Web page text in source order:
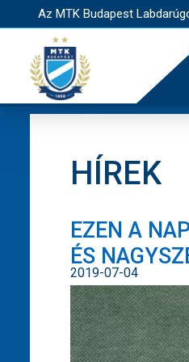
Az MTK Budapest
HÍREK
EZEN A
ÉS
2019-07-04